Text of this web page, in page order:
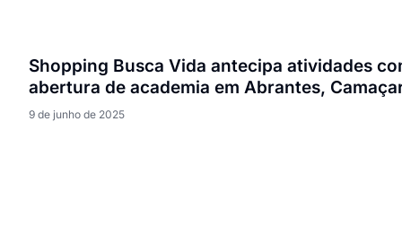
Shopping Busca Vida antecipa atividades
abertura de academia em Abrantes,
9 de junho de 2025